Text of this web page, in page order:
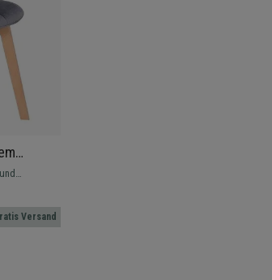
von Stil
Versand